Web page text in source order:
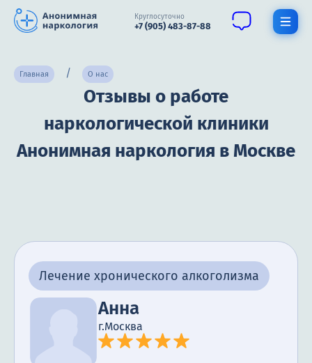
Круглосуточно
+7 (905) 483-87-88
Наркомания
Цены
Главная О нас
Отзывы о работе
наркологической клиники
Анонимная наркология в Москве
Лечение хронического алкоголизма
Анна
г.Москва